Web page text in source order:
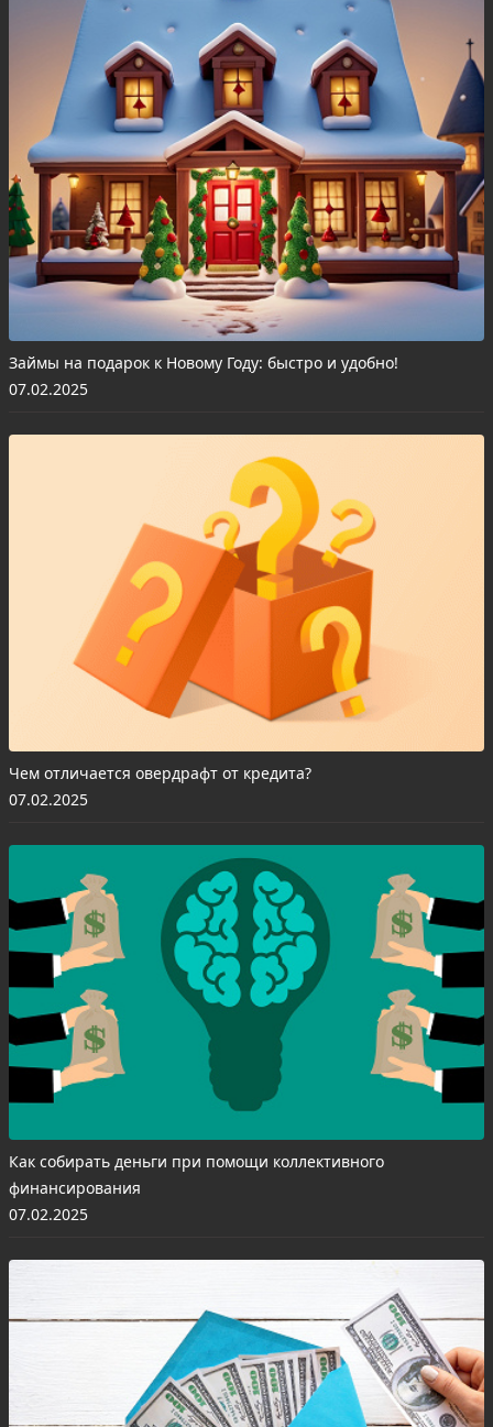
Займы на подарок к Новому Году: быстро и удобно!
07.02.2025
Чем отличается овердрафт от кредита?
07.02.2025
Как собирать деньги при помощи коллективного
финансирования
07.02.2025